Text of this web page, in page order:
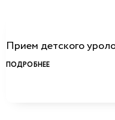
Прием детского
ПОДРОБНЕЕ